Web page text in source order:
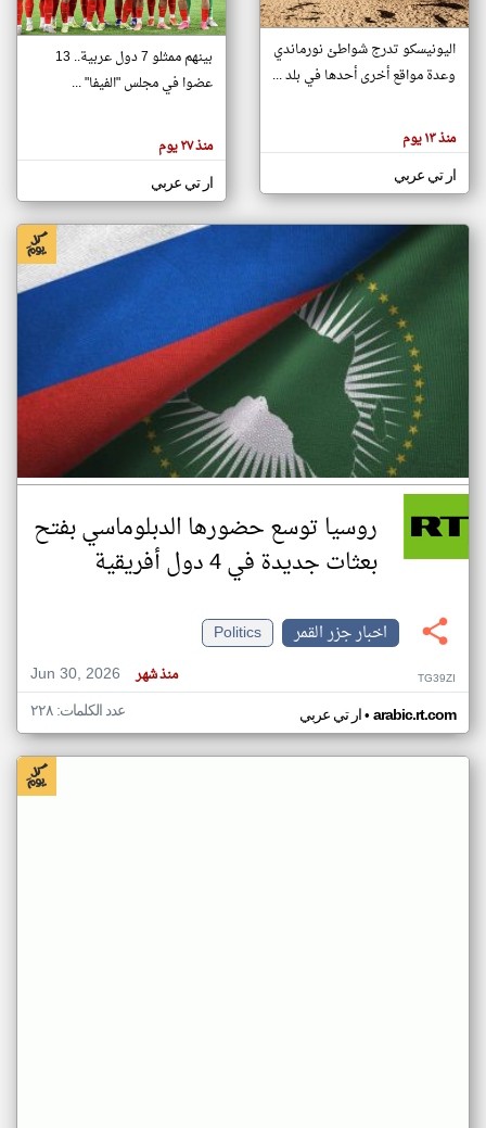
تغيير الدولة
اخبار جزر القمر على مدار الساعة
أهم اخبار جزر القمر العاجلة والمباشرة
هنا عن
وجهة
كاتبيها.
اليونيسكو تدرج شواطئ نورماندي
وعدة مواقع أخرى أحدها في بلد ...
منذ ١٣ يوم
ار تي عربي
بينهم ممثلو 7 دول عربية.. 13
عضوا في مجلس "الفيفا" ...
منذ ٢٧ يوم
ار تي عربي
روسيا توسع حضورها الدبلوماسي بفتح
بعثات جديدة في 4 دول أفريقية
اخبار جزر القمر
Politics
Jun 30, 2026
منذ شهر TG39ZI
ار تي عربي• arabic.rt.com عدد الكلمات: ٢٢٨
klyoum.com